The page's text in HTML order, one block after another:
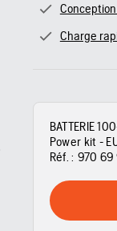
Charge
BATTERIE
Power kit -
Réf. : 970 69